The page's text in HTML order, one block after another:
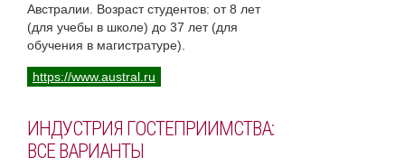
Австралии. Возраст студентов: от 8 лет
(для учебы в школе) до 37 лет (для
обучения в магистратуре).
https://www.austral.ru
ИНДУСТРИЯ ГОСТЕПРИИМСТВА:
ВСЕ ВАРИАНТЫ